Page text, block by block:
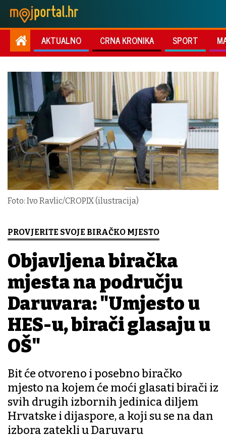
AKTUALNO CRNA KRONIKA SPORT
Foto: Ivo Ravlic/CROPIX (ilustracija)
PROVJERITE SVOJE BIRAČKO MJESTO
Objavljena biračka
mjesta na području
Daruvara: "Umjesto u
HES-u, birači glasaju u
OŠ"
Bit će otvoreno i posebno biračko
mjesto na kojem će moći glasati birači iz
svih drugih izbornih jedinica diljem
Hrvatske i dijaspore, a koji su se na dan
izbora zatekli u Daruvaru